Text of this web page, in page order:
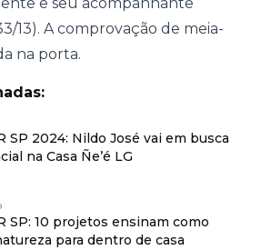
13). A comprovação de meia-
na porta.
SP 2024: Nildo José vai em busca
na Casa Ñe’é LG
SP: 10 projetos ensinam como
para dentro de casa